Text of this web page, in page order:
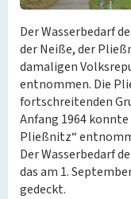
Der Wasserbedarf
der Neiße, der
damaligen
entnommen. Die
fortschreitenden
Anfang 1964 konnte
Pließnitz“
Der Wasserbedarf
das am 1.
gedeckt.